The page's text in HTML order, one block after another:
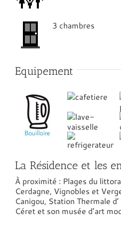
3 chambres
Equipement
La Résidence et les
À proximité : Plages du
Cerdagne, Vignobles et
Canigou, Station Thermale
Céret et son musée d’art